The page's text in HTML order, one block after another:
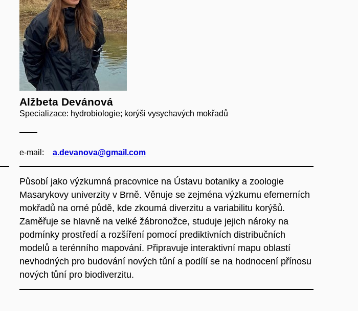
Alžbeta Devánová
Specializace: hydrobiologie; korýši vysychavých mokřadů
e‑mail: a.devanova@gmail.com
Působí jako výzkumná pracovnice na Ústavu botaniky a zoologie
Masarykovy univerzity v Brně. Věnuje se zejména výzkumu efemerních
mokřadů na orné půdě, kde zkoumá diverzitu a variabilitu korýšů.
Zaměřuje se hlavně na velké žábronožce, studuje jejich nároky na
podmínky prostředí a rozšíření pomocí prediktivních distribučních
modelů a terénního mapování. Připravuje interaktivní mapu oblastí
nevhodných pro budování nových tůní a podílí se na hodnocení přínosu
nových tůní pro biodiverzitu.